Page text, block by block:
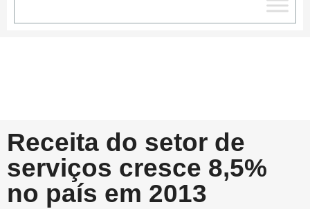
Receita do setor de
serviços cresce 8,5%
no país em 2013